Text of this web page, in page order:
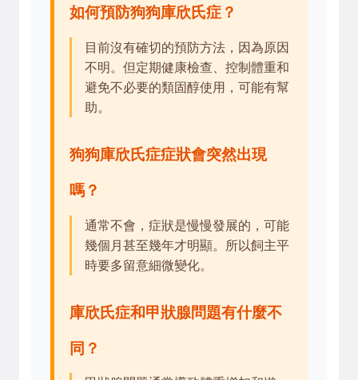
如何預防狗狗庫欣氏症？
目前沒有確切的預防方法，因為原因
不明。但定期健康檢查、控制體重和
避免不必要的類固醇使用，可能有幫
助。
狗狗庫欣氏症症狀會突然出現
嗎？
通常不會，症狀是慢慢發展的，可能
幾個月甚至幾年才明顯。所以飼主平
時要多留意細微變化。
庫欣氏症和甲狀腺問題有什麼不
同？